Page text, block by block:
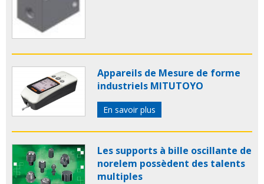
Appareils de Mesure de forme
industriels MITUTOYO
En savoir plus
Les supports à bille oscillante de
norelem possèdent des talents
multiples